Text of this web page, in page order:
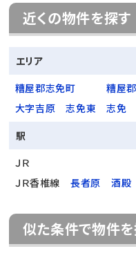
近くの物件を探す
エリア
糟屋郡志免町
糟屋
大字吉原
志免東
志免
駅
ＪＲ
ＪＲ香椎線
長者原 酒殿
似た条件で物件